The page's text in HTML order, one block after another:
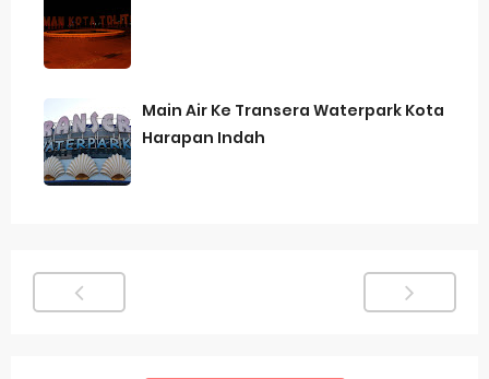
Main Air Ke Transera Waterpark Kota
Harapan Indah